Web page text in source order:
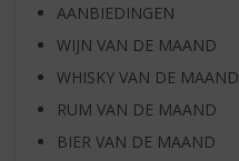
AANBIEDINGEN
WIJN VAN DE MAAND
WHISKY VAN DE MAAND
RUM VAN DE MAAND
BIER VAN DE MAAND